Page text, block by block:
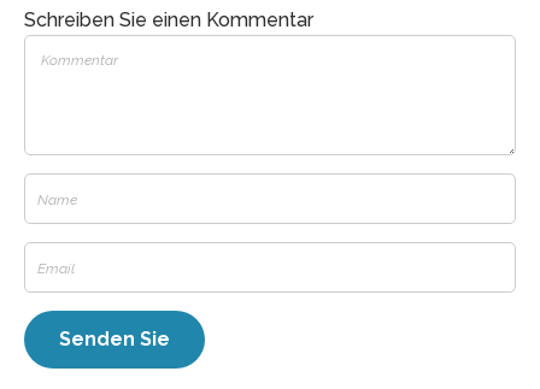
Schreiben Sie einen Kommentar